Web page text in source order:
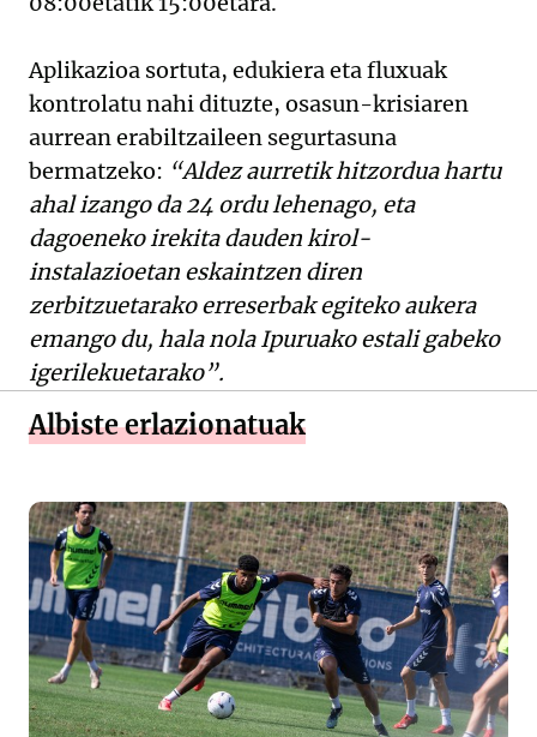
Aplikazioa sortuta, edukiera eta fluxuak
kontrolatu nahi dituzte, osasun-krisiaren
aurrean erabiltzaileen segurtasuna
bermatzeko: “Aldez aurretik hitzordua hartu
ahal izango da 24 ordu lehenago, eta
dagoeneko irekita dauden kirol-
instalazioetan eskaintzen diren
zerbitzuetarako erreserbak egiteko aukera
emango du, hala nola Ipuruako estali gabeko
igerilekuetarako”.
Albiste erlazionatuak